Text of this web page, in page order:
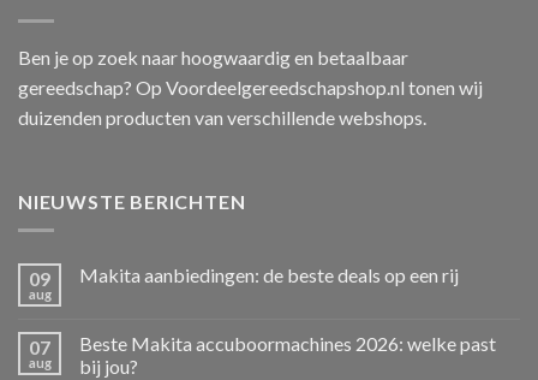
Ben je op zoek naar hoogwaardig en betaalbaar
gereedschap? Op Voordeelgereedschapshop.nl tonen wij
duizenden producten van verschillende webshops.
NIEUWSTE BERICHTEN
09
aug
Makita aanbiedingen: de beste deals op een rij
07
aug
Beste Makita accuboormachines 2026: welke past
bij jou?